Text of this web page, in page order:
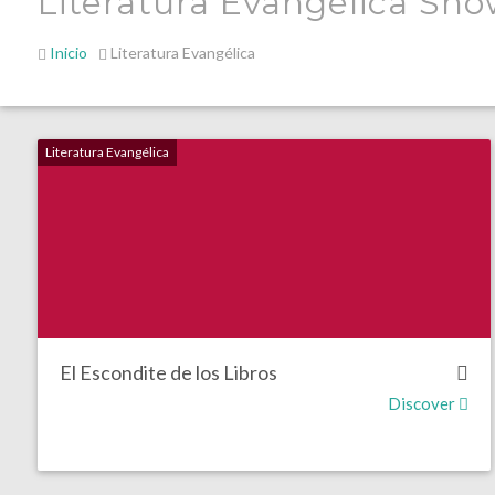
Inicio Literatura Evangélica
Literatura Evangélica
El Escondite de los Libros
Discover